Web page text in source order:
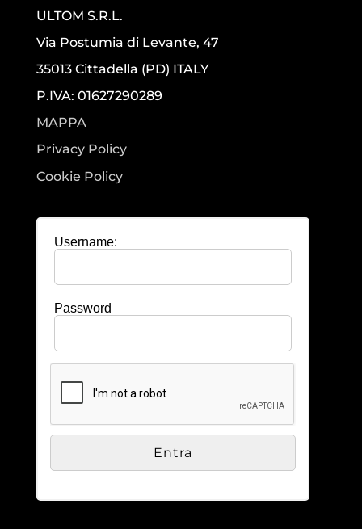
ULTOM S.R.L.
Via Postumia di Levante, 47
35013 Cittadella (PD) ITALY
P.IVA: 01627290289
MAPPA
Privacy Policy
Cookie Policy
Username:
Password